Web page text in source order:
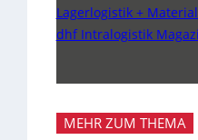
Lagerlogistik +
dhf Intralogistik
MEHR ZUM THEMA